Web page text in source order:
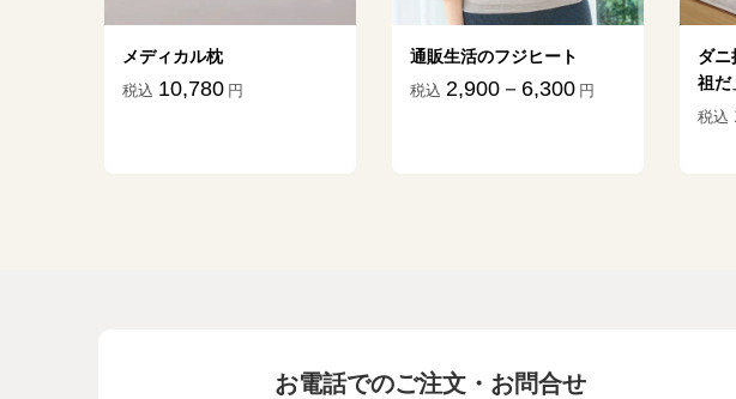
メディカル枕
税込 10,780 円
通販生活のフジヒート
税込 2,900－6,300 円
ダニ
祖だ
税込
お電話でのご注文・お問合せ